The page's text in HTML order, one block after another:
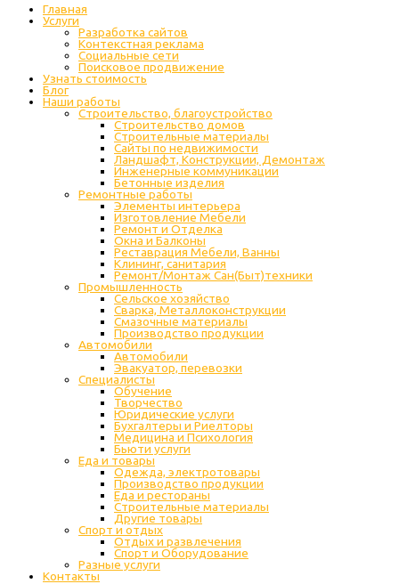
Главная
Услуги
Разработка сайтов
Контекстная реклама
Социальные сети
Поисковое продвижение
Узнать стоимость
Блог
Наши работы
Строительство, благоустройство
Строительство домов
Строительные материалы
Сайты по недвижимости
Ландшафт, Конструкции, Демонтаж
Инженерные коммуникации
Бетонные изделия
Ремонтные работы
Элементы интерьера
Изготовление Мебели
Ремонт и Отделка
Окна и Балконы
Реставрация Мебели, Ванны
Клининг, санитария
Ремонт/Монтаж Сан(Быт)техники
Промышленность
Cельское хозяйство
Сварка, Металлоконструкции
Cмазочные материалы
Производство продукции
Автомобили
Автомобили
Эвакуатор, перевозки
Специалисты
Обучение
Творчество
Юридические услуги
Бухгалтеры и Риелторы
Медицина и Психология
Бьюти услуги
Еда и товары
Одежда, электротовары
Производство продукции
Еда и рестораны
Строительные материалы
Другие товары
Спорт и отдых
Отдых и развлечения
Спорт и Оборудование
Разные услуги
Контакты